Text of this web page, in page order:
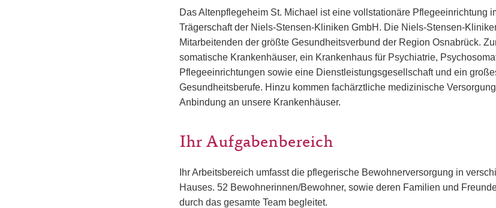
Das Altenpflegeheim St. Michael ist eine vollstationäre Pflegeeinrichtung
Trägerschaft der Niels-Stensen-Kliniken GmbH. Die Niels-Stensen-
Mitarbeitenden der größte Gesundheitsverbund der Region Osnabrück.
somatische Krankenhäuser, ein Krankenhaus für Psychiatrie,
Pflegeeinrichtungen sowie eine Dienstleistungsgesellschaft und ein
Gesundheitsberufe. Hinzu kommen fachärztliche medizinische
Anbindung an unsere Krankenhäuser.
Ihr Aufgabenbereich
Ihr Arbeitsbereich umfasst die pflegerische Bewohnerversorgung in
Hauses. 52 Bewohnerinnen/Bewohner, sowie deren Familien und
durch das gesamte Team begleitet.